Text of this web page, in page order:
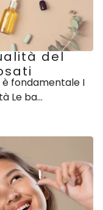
del
è fondamentale I
Le ba...